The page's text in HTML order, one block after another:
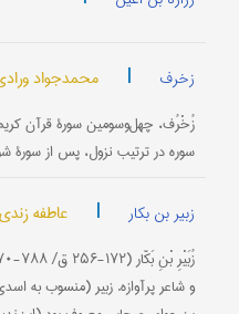
زخرف | محمدجواد
زُخْرُف، چهل‌وسومین سورۀ قرآن
سوره در ترتیب نزول، پس از سورۀ
زبیر بن بکار | عاطفه زندی
و شاعر پرآوازه. زبیر (منسوب به